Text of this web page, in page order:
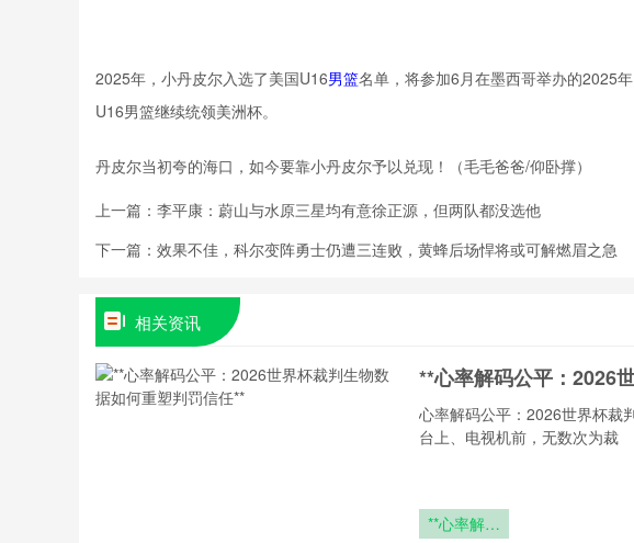
2025年，小丹皮尔入选了美国U16男篮名单，将参加6月在墨西哥举办的2025
U16男篮继续统领美洲杯。
丹皮尔当初夸的海口，如今要靠小丹皮尔予以兑现！（毛毛爸爸/仰卧撑）
上一篇： 李平康：蔚山与水原三星均有意徐正源，但两队都没选他
下一篇： 效果不佳，科尔变阵勇士仍遭三连败，黄蜂后场悍将或可解燃眉之急
相关资讯
**心率解码公平：2026
心率解码公平：2026世界杯裁
台上、电视机前，无数次为裁
**心率解码